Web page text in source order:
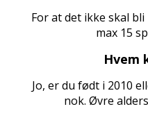
For at det ikke skal
max 15
Hvem
Jo, er du født i 2010
nok. Øvre